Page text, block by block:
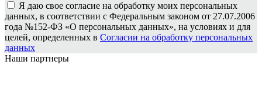
Я даю свое согласие на обработку моих персональных
данных, в соответствии с Федеральным законом от 27.07.2006
года №152-ФЗ «О персональных данных», на условиях и для
целей, определенных в Согласии на обработку персональных
данных
Наши партнеры